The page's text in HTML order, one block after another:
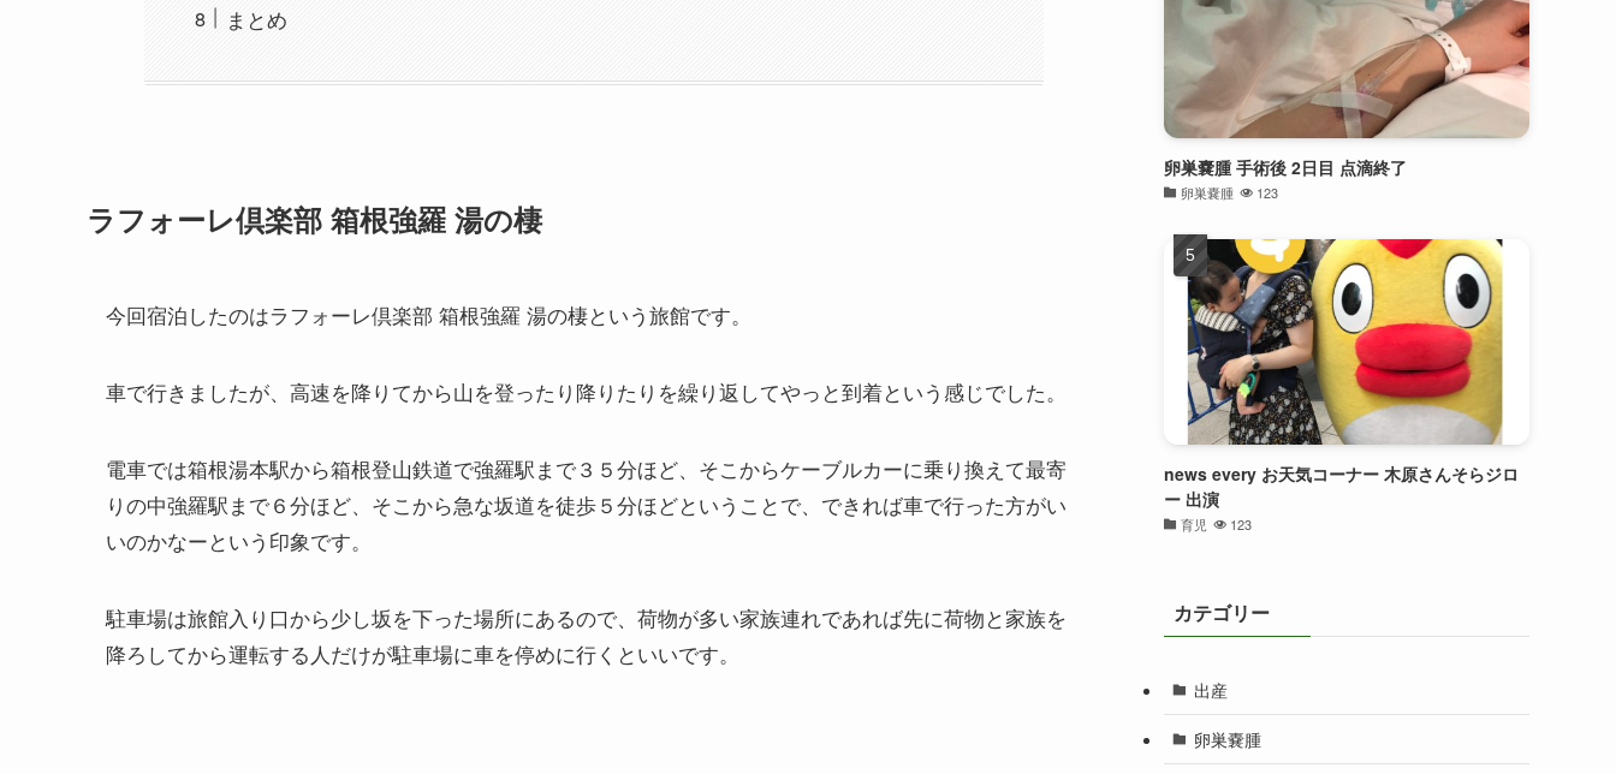
まとめ
ラフォーレ倶楽部 箱根強羅 湯の棲
今回宿泊したのはラフォーレ倶楽部 箱根強羅 湯の棲という旅館です。
車で行きましたが、高速を降りてから山を登ったり降りたりを繰り返してやっと到着という感じでした。
電車では箱根湯本駅から箱根登山鉄道で強羅駅まで３５分ほど、そこからケーブルカーに乗り換えて最寄
りの中強羅駅まで６分ほど、そこから急な坂道を徒歩５分ほどということで、できれば車で行った方がい
いのかなーという印象です。
駐車場は旅館入り口から少し坂を下った場所にあるので、荷物が多い家族連れであれば先に荷物と家族を
降ろしてから運転する人だけが駐車場に車を停めに行くといいです。
卵巣嚢腫 手術後 2日目 点滴終了
卵巣嚢腫 123
news every お天気コーナー 木原さんそらジロ
ー 出演
育児 123
カテゴリー
出産
卵巣嚢腫